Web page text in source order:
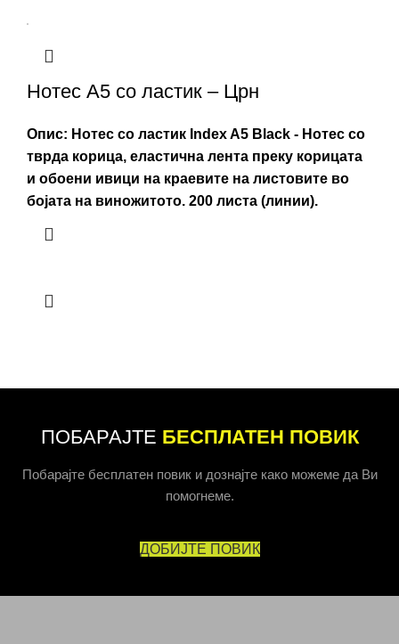
Нотес А5 со ластик – Црн
Опис: Нотес со ластик Index A5 Black - Нотес со
тврда корица, еластична лента преку корицата
и обоени ивици на краевите на листовите во
бојата на виножитото. 200 листа (линии).
ПОБАРАЈТЕ БЕСПЛАТЕН ПОВИК
Побарајте бесплатен повик и дознајте како можеме да Ви
помогнеме.
ДОБИЈТЕ ПОВИК